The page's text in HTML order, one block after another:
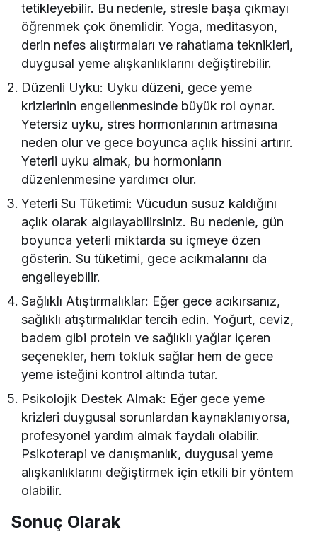
tetikleyebilir. Bu nedenle, stresle başa çıkmayı
öğrenmek çok önemlidir. Yoga, meditasyon,
derin nefes alıştırmaları ve rahatlama teknikleri,
duygusal yeme alışkanlıklarını değiştirebilir.
Düzenli Uyku: Uyku düzeni, gece yeme
krizlerinin engellenmesinde büyük rol oynar.
Yetersiz uyku, stres hormonlarının artmasına
neden olur ve gece boyunca açlık hissini artırır.
Yeterli uyku almak, bu hormonların
düzenlenmesine yardımcı olur.
Yeterli Su Tüketimi: Vücudun susuz kaldığını
açlık olarak algılayabilirsiniz. Bu nedenle, gün
boyunca yeterli miktarda su içmeye özen
gösterin. Su tüketimi, gece acıkmalarını da
engelleyebilir.
Sağlıklı Atıştırmalıklar: Eğer gece acıkırsanız,
sağlıklı atıştırmalıklar tercih edin. Yoğurt, ceviz,
badem gibi protein ve sağlıklı yağlar içeren
seçenekler, hem tokluk sağlar hem de gece
yeme isteğini kontrol altında tutar.
Psikolojik Destek Almak: Eğer gece yeme
krizleri duygusal sorunlardan kaynaklanıyorsa,
profesyonel yardım almak faydalı olabilir.
Psikoterapi ve danışmanlık, duygusal yeme
alışkanlıklarını değiştirmek için etkili bir yöntem
olabilir.
Sonuç Olarak